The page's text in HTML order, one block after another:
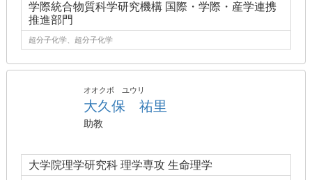
学際統合物質科学研究機構 国際・学際・産学連携
推進部門
超分子化学、超分子化学
オオクボ ユウリ
大久保 祐里
助教
大学院理学研究科 理学専攻 生命理学